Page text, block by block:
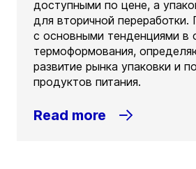
доступными по цене, а
для вторичной переработки.
с основными тенденциями в
термоформования,
развитие рынка упаковки и
продуктов питания.
Read more